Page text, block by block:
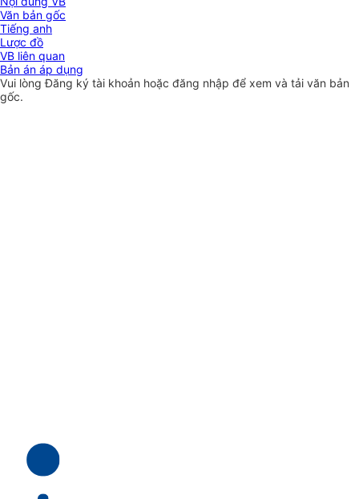
Văn bản gốc
Tiếng anh
Lược đồ
VB liên quan
Bản án áp dụng
Vui lòngĐăng ký tài khoản hoặc đăng nhập để xem và tải văn bản
gốc.